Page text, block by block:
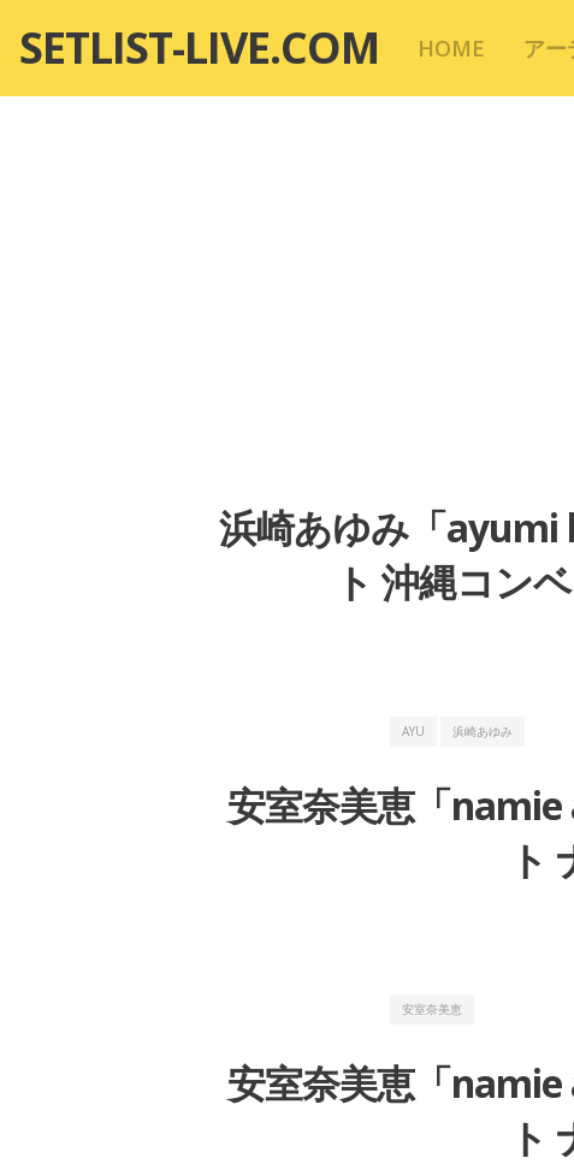
テ
SETLIST-LIVE.COM HOME ア
浜崎あゆみ「ayumi
ト 沖縄コン
AYU 浜崎あゆみ
安室奈美恵「
ト
安室奈美恵
安室奈美恵「
ト